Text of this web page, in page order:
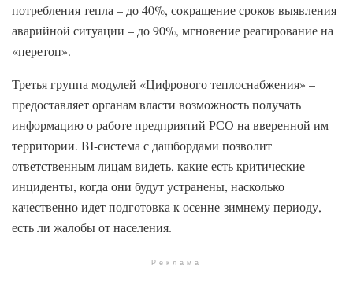
потребления тепла – до 40%, сокращение сроков выявления
аварийной ситуации – до 90%, мгновение реагирование на
«перетоп».
Третья группа модулей «Цифрового теплоснабжения» –
предоставляет органам власти возможность получать
информацию о работе предприятий РСО на вверенной им
территории. BI-система с дашбордами позволит
ответственным лицам видеть, какие есть критические
инциденты, когда они будут устранены, насколько
качественно идет подготовка к осенне-зимнему периоду,
есть ли жалобы от населения.
Реклама